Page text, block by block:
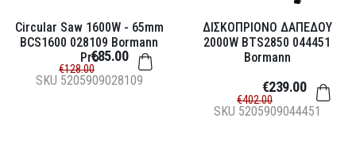
Circular Saw 1600W - 65mm
BCS1600 028109 Bormann
Pro
SKU 5205909028109
€128.00
€85.00
ΔΙΣΚΟΠΡΙΟΝΟ ΔΑΠΕΔΟΥ
2000W BTS2850 044451
Bormann
SKU 5205909044451
€402.00
€239.00